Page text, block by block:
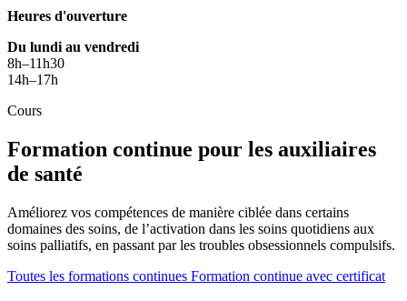
Heures d'ouverture
Du lundi au vendredi
8h–11h30
14h–17h
Cours
Formation continue pour les auxiliaires
de santé
Améliorez vos compétences de manière ciblée dans certains
domaines des soins, de l’activation dans les soins quotidiens aux
soins palliatifs, en passant par les troubles obsessionnels compulsifs.
Toutes les formations continues Formation continue avec certificat